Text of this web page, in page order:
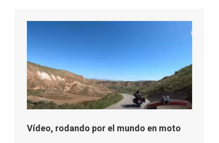
Vídeo, rodando por el mundo en moto